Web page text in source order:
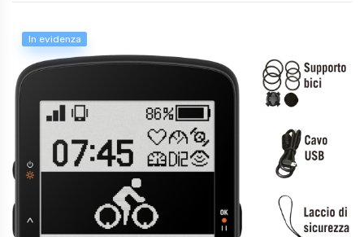
In evidenza